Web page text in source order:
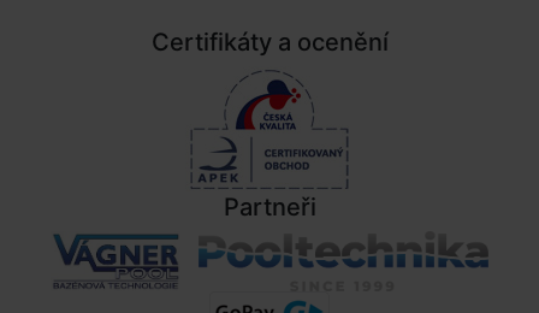
Certifikáty a ocenění
Partneři